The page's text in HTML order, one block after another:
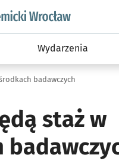
podserwis:
Wydarzenia
badawczych
staż w